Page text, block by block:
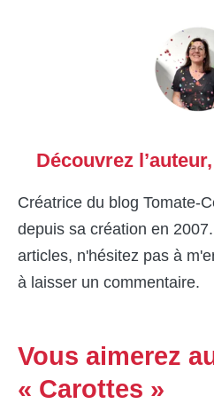
Découvrez l’auteur,
Créatrice du blog Tomate-
depuis sa création en
articles, n'hésitez pas à
à laisser un commentaire.
Vous aimerez
« Carottes »